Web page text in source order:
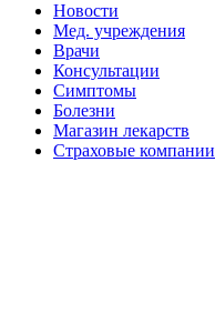
Новости
Мед. учреждения
Врачи
Консультации
Симптомы
Болезни
Магазин лекарств
Страховые компании